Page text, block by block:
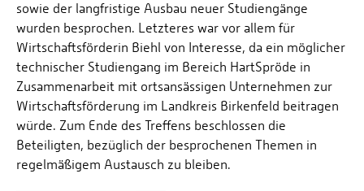
sowie der langfristige Ausbau neuer Studiengänge
wurden besprochen. Letzteres war vor allem für
Wirtschaftsförderin Biehl von Interesse, da ein möglicher
technischer Studiengang im Bereich HartSpröde in
Zusammenarbeit mit ortsansässigen Unternehmen zur
Wirtschaftsförderung im Landkreis Birkenfeld beitragen
würde. Zum Ende des Treffens beschlossen die
Beteiligten, bezüglich der besprochenen Themen in
regelmäßigem Austausch zu bleiben.